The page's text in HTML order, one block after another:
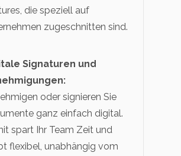
die speziell auf
zugeschnitten sind.
Signaturen und
oder signieren Sie
ganz einfach digital.
spart Ihr Team Zeit und
flexibel, unabhängig vom